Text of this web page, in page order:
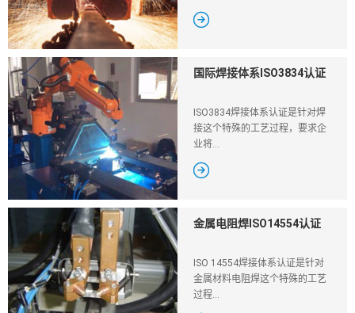

国际焊接体系ISO3834认证
ISO3834焊接体系认证是针对焊
接这个特殊的工艺过程，要求企
业将...

金属电阻焊ISO14554认证
ISO 14554焊接体系认证是针对
金属材料电阻焊这个特殊的工艺
过程...